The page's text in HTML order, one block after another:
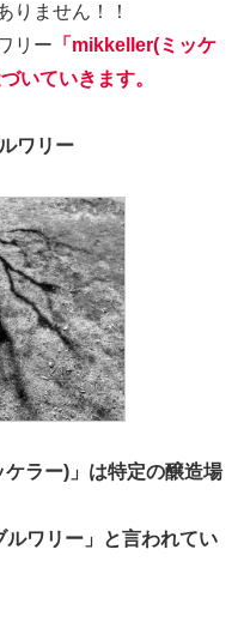
りません！！
リー 「mikkeller(ミッケ
いていきます。
ワリー
ラー)」は特定の醸造場
ワリー」
と言われてい